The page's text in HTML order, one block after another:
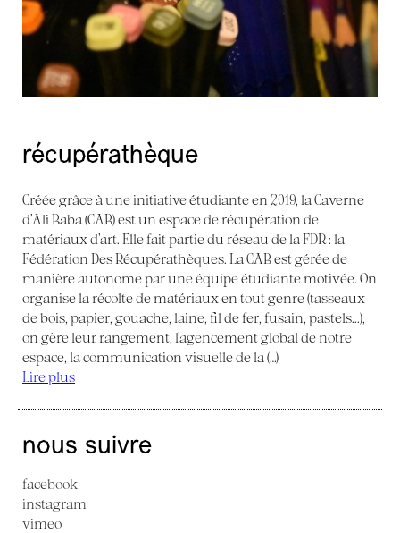
récupérathèque
Créée grâce à une initiative étudiante en 2019, la Caverne
d’Ali Baba (CAB) est un espace de récupération de
matériaux d’art. Elle fait partie du réseau de la FDR : la
Fédération Des Récupérathèques. La CAB est gérée de
manière autonome par une équipe étudiante motivée. On
organise la récolte de matériaux en tout genre (tasseaux
de bois, papier, gouache, laine, fil de fer, fusain, pastels...),
on gère leur rangement, l’agencement global de notre
espace, la communication visuelle de la (…)
Lire plus
nous suivre
facebook
instagram
vimeo